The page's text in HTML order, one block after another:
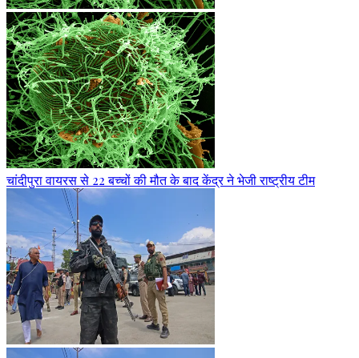
चांदीपुरा वायरस से 22 बच्चों की मौत के बाद केंद्र ने भेजी राष्ट्रीय टीम